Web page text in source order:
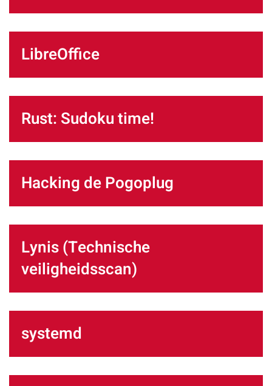
LibreOffice
Rust: Sudoku time!
Hacking de Pogoplug
Lynis (Technische
veiligheidsscan)
systemd